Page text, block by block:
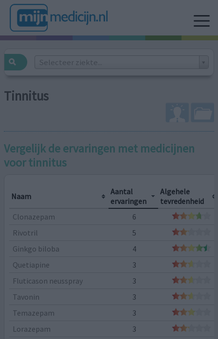
Selecteer ziekte...
Tinnitus
Vergelijk de ervaringen met medicijnen
voortinnitus
Naam
Aantal
ervaringen
Algehele
tevredenheid
Clonazepam
6
Rivotril
5
Ginkgo biloba
4
Quetiapine
3
Fluticason neusspray
3
Tavonin
3
Temazepam
3
Lorazepam
3